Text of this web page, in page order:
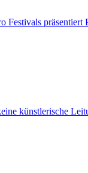
Festivals
künstlerische